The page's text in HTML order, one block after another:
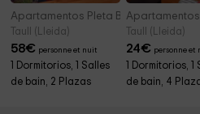
Apartamentos Pleta Bona- Falcó 16
Taull (Lleida)
58€ personne et nuit
1 Dormitorios, 1 Salles
de bain, 2 Plazas
Taull (Lleida)
24€ personne et
1 Dormitorios, 1
de bain, 4